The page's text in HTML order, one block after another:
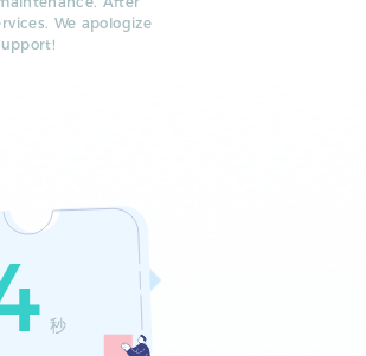
We apologize
秒